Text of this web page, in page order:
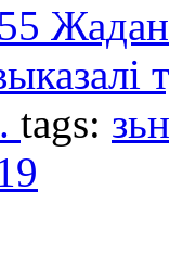
tags: